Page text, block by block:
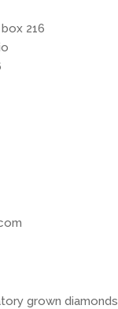
216
grown diamonds